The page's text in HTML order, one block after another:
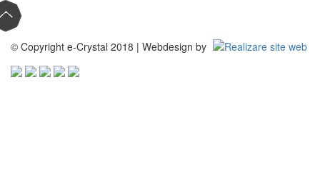
© Copyright e-Crystal 2018 | Webdesign by